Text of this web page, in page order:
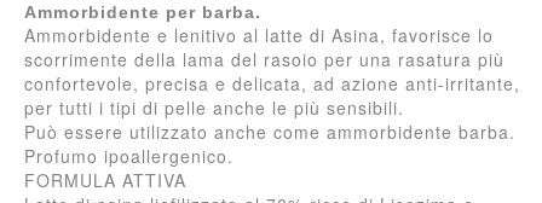
Ammorbidente per barba.
Ammorbidente e lenitivo al latte di Asina, favorisce lo
scorrimente della lama del rasoio per una rasatura più
confortevole, precisa e delicata, ad azione anti-irritante,
per tutti i tipi di pelle anche le più sensibili.
Può essere utilizzato anche come ammorbidente barba.
Profumo ipoallergenico.
FORMULA ATTIVA